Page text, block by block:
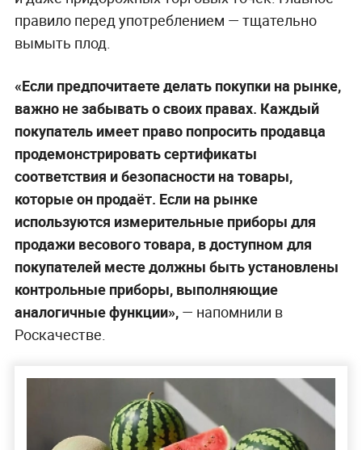
правило перед употреблением — тщательно
вымыть плод.
«Если предпочитаете делать покупки на рынке,
важно не забывать о своих правах. Каждый
покупатель имеет право попросить продавца
продемонстрировать сертификаты
соответствия и безопасности на товары,
которые он продаёт. Если на рынке
используются измерительные приборы для
продажи весового товара, в доступном для
покупателей месте должны быть установлены
контрольные приборы, выполняющие
аналогичные функции»,— напомнили в
Роскачестве.